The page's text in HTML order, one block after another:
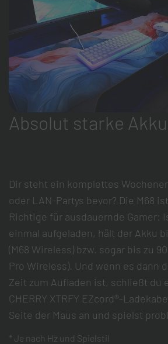
Absolut starke
Dir steht ein komplettes
oder LAN-Partys bevor? Die M68
Richtige für ausdauernde Gamer:
einmal aufgeladen, hält der Akku
(M68 Wireless) bzw. sogar bis zu
Pro Wireless). Und wenn es dann
Zeit zum Aufladen ist, schließt du
CHERRY XTRFY EZcord®-
Seite der Maus an und spielst
* Je nach Hz und Spielstil